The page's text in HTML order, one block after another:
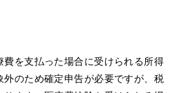
費を支払った場合に受けられる所得
のため確定申告が必要ですが、税